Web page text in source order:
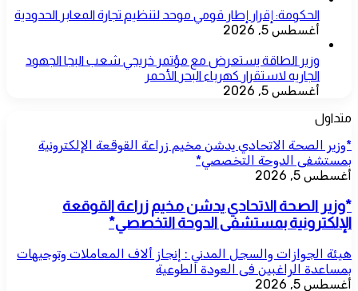
الحكومة: إقرار إطار قومي موحد لتنظيم تجارة المعابر الحدودية
أغسطس 5, 2026
وزير الطاقة يستعرض مع مؤتمر خريجي شعب البجا الجهود
الجاريه لاستقرار كهرباء البحر الأحمر
أغسطس 5, 2026
متداول
*وزير الصحة الاتحادي يدشن مخيم زراعة القوقعة الإلكترونية
بمستشفى الدوحة التخصصي*
أغسطس 5, 2026
*وزير الصحة الاتحادي يدشن مخيم زراعة القوقعة
الإلكترونية بمستشفى الدوحة التخصصي*
هيئة الجوازات والسجل المدني : إنجاز ألاف المعاملات وتوجيهات
بمساعدة الراغبين فى العودة الطوعية
أغسطس 5, 2026